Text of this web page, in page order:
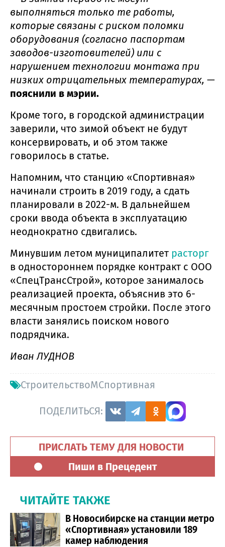
выполняться только те работы,
которые связаны с риском поломки
оборудования (согласно паспортам
заводов-изготовителей) или с
нарушением технологии монтажа при
низких отрицательных температурах, —
пояснили в мэрии.
Кроме того, в городской администрации
заверили, что зимой объект не будут
консервировать, и об этом также
говорилось в статье.
Напомним, что станцию «Спортивная»
начинали строить в 2019 году, а сдать
планировали в 2022-м. В дальнейшем
сроки ввода объекта в эксплуатацию
неоднократно сдвигались.
Минувшим летом муниципалитет расторг
в одностороннем порядке контракт с ООО
«СпецТрансСтрой», которое занималось
реализацией проекта, объяснив это 6-
месячным простоем стройки. После этого
власти занялись поиском нового
подрядчика.
Иван ЛУДНОВ
СтроительствоМСпортивная
ПОДЕЛИТЬСЯ:
ПРИСЛАТЬ ТЕМУ ДЛЯ НОВОСТИ
Пиши в Прецедент
ЧИТАЙТЕ ТАКЖЕ
В Новосибирске на станции метро
«Спортивная» установили 189
камер наблюдения